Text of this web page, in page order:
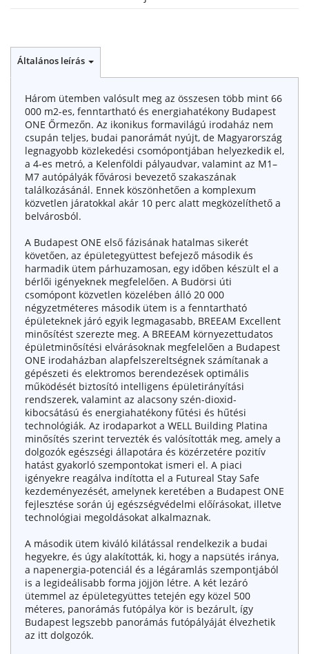
Általános leírás
Három ütemben valósult meg az összesen több mint 66
000 m2-es, fenntartható és energiahatékony Budapest
ONE Őrmezőn. Az ikonikus formavilágú irodaház nem
csupán teljes, budai panorámát nyújt, de Magyarország
legnagyobb közlekedési csomópontjában helyezkedik el,
a 4-es metró, a Kelenföldi pályaudvar, valamint az M1–
M7 autópályák fővárosi bevezető szakaszának
találkozásánál. Ennek köszönhetően a komplexum
közvetlen járatokkal akár 10 perc alatt megközelíthető a
belvárosból.
A Budapest ONE első fázisának hatalmas sikerét
követően, az épületegyüttest befejező második és
harmadik ütem párhuzamosan, egy időben készült el a
bérlői igényeknek megfelelően. A Budörsi úti
csomópont közvetlen közelében álló 20 000
négyzetméteres második ütem is a fenntartható
épületeknek járó egyik legmagasabb, BREEAM Excellent
minősítést szerezte meg. A BREEAM környezettudatos
épületminősítési elvárásoknak megfelelően a Budapest
ONE irodaházban alapfelszereltségnek számítanak a
gépészeti és elektromos berendezések optimális
működését biztosító intelligens épületirányítási
rendszerek, valamint az alacsony szén-dioxid-
kibocsátású és energiahatékony fűtési és hűtési
technológiák. Az irodaparkot a WELL Building Platina
minősítés szerint tervezték és valósították meg, amely a
dolgozók egészségi állapotára és közérzetére pozitív
hatást gyakorló szempontokat ismeri el. A piaci
igényekre reagálva indította el a Futureal Stay Safe
kezdeményezését, amelynek keretében a Budapest ONE
fejlesztése során új egészségvédelmi előírásokat, illetve
technológiai megoldásokat alkalmaznak.
A második ütem kiváló kilátással rendelkezik a budai
hegyekre, és úgy alakították, ki, hogy a napsütés iránya,
a napenergia-potenciál és a légáramlás szempontjából
is a legideálisabb forma jöjjön létre. A két lezáró
ütemmel az épületegyüttes tetején egy közel 500
méteres, panorámás futópálya kör is bezárult, így
Budapest legszebb panorámás futópályáját élvezhetik
az itt dolgozók.